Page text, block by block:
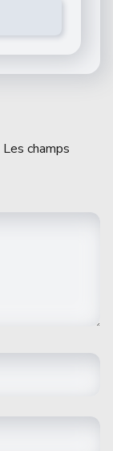
Les champs